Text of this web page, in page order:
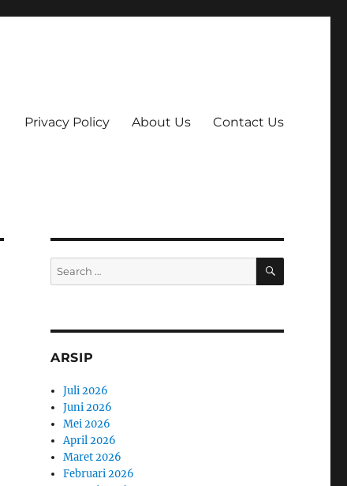
Privacy Policy About Us Contact Us
Search
for:
SEARCH
ARSIP
Juli 2026
Juni 2026
Mei 2026
April 2026
Maret 2026
Februari 2026